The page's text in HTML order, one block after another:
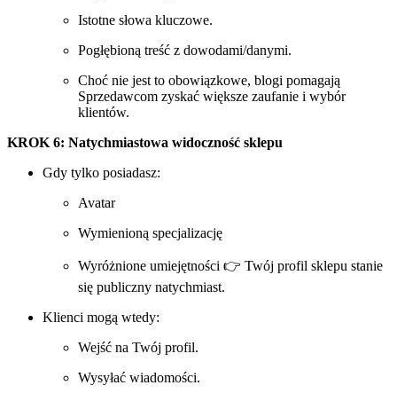
Istotne słowa kluczowe.
Pogłębioną treść z dowodami/danymi.
Choć nie jest to obowiązkowe, blogi pomagają
Sprzedawcom zyskać większe zaufanie i wybór
klientów.
KROK 6: Natychmiastowa widoczność sklepu
Gdy tylko posiadasz:
Avatar
Wymienioną specjalizację
Wyróżnione umiejętności 👉 Twój profil sklepu stanie
się publiczny natychmiast.
Klienci mogą wtedy:
Wejść na Twój profil.
Wysyłać wiadomości.